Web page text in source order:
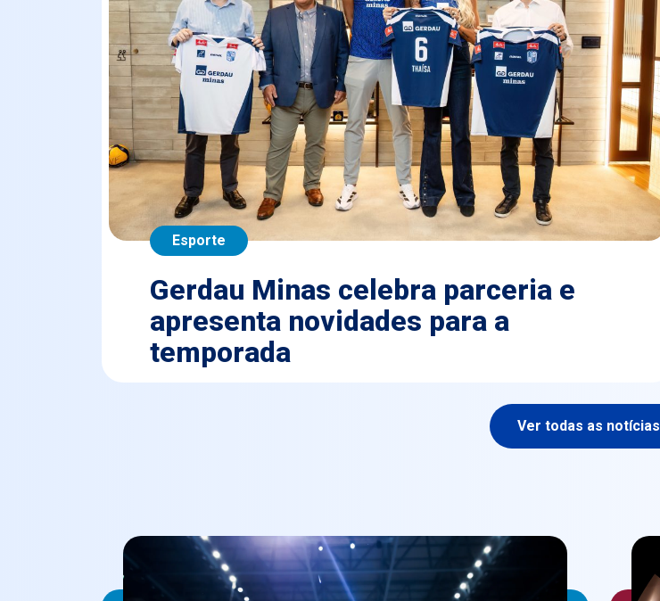
Esporte
Gerdau Minas celebra parceria e
apresenta novidades para a
temporada
Ver todas as notícias